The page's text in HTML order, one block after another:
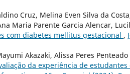
Cruz, Melina Even Silva da
Maria Parente Garcia Alencar,
com diabetes mellitus gestacional ,
Akazaki, Alissa Peres
da experiência de